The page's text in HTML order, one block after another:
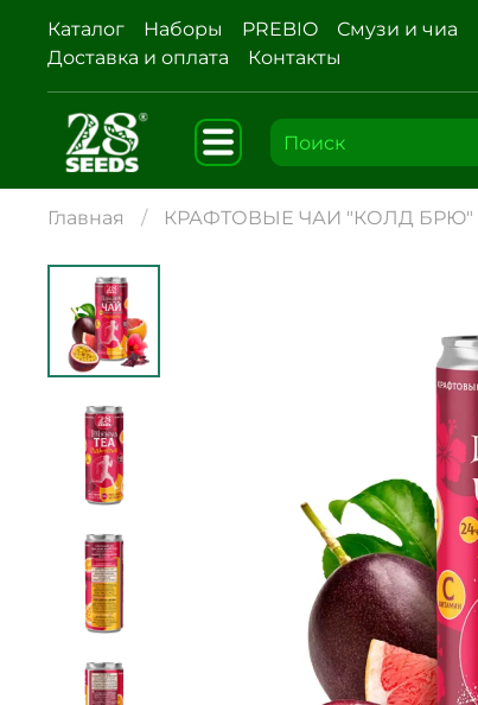
Каталог Наборы PREBIO Смузи и чиа
Доставка и оплата
Контакты
Главная КРАФТОВЫЕ ЧАИ "КОЛД БРЮ"